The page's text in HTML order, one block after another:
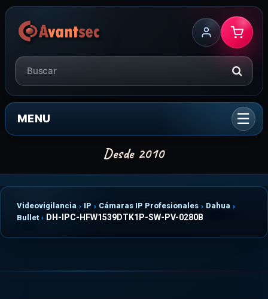
MENU
Videovigilancia IP Cámaras IP Profesionales
Dahua
Bullet
DH-IPC-HFW1539DTK1P-SW-PV-0280B